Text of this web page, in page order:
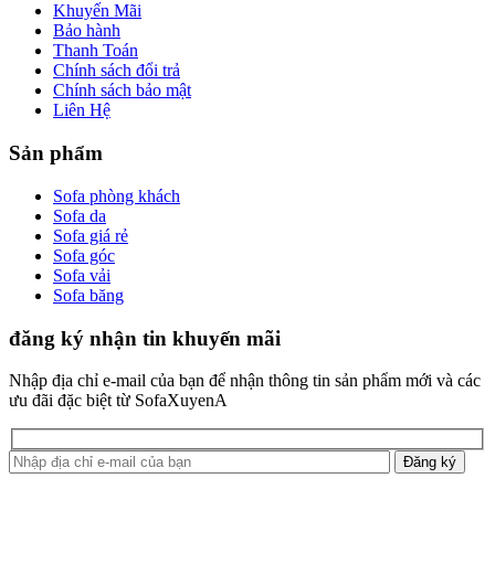
Khuyến Mãi
Bảo hành
Thanh Toán
Chính sách đổi trả
Chính sách bảo mật
Liên Hệ
Sản phẩm
Sofa phòng khách
Sofa da
Sofa giá rẻ
Sofa góc
Sofa vải
Sofa băng
đăng ký nhận tin khuyến mãi
Nhập địa chỉ e-mail của bạn để nhận thông tin sản phẩm mới và các
ưu đãi đặc biệt từ SofaXuyenA